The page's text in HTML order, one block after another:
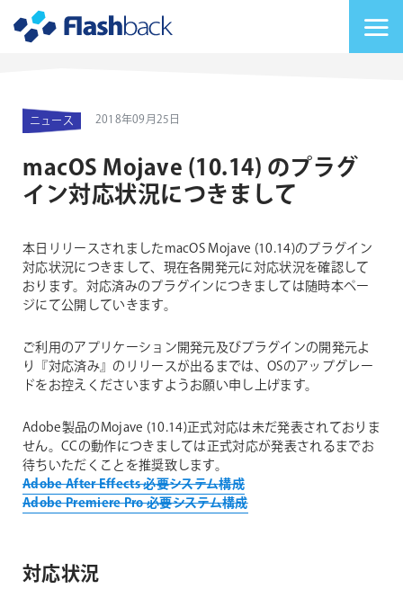
ニュース 2018年09月25日
macOS Mojave (10.14) のプラグ
イン対応状況につきまして
本日リリースされましたmacOS Mojave (10.14)のプラグイン
対応状況につきまして、現在各開発元に対応状況を確認して
おります。対応済みのプラグインにつきましては随時本ペー
ジにて公開していきます。
ご利用のアプリケーション開発元及びプラグインの開発元よ
り『対応済み』のリリースが出るまでは、OSのアップグレー
ドをお控えくださいますようお願い申し上げます。
Adobe製品のMojave (10.14)正式対応は未だ発表されておりま
せん。CCの動作につきましては正式対応が発表されるまでお
待ちいただくことを推奨致します。
Adobe After Effects 必要システム構成
Adobe Premiere Pro 必要システム構成
対応状況